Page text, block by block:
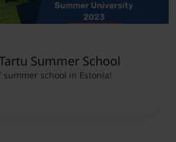
Summer School
summer school in Estonia!